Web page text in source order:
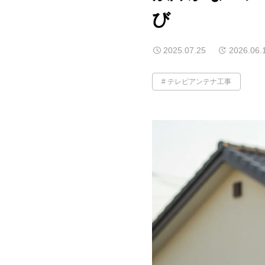
び
2025.07.25
テレビアンテナ工事